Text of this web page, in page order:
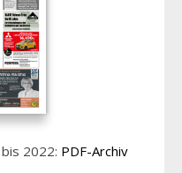
2022: PDF-Archiv